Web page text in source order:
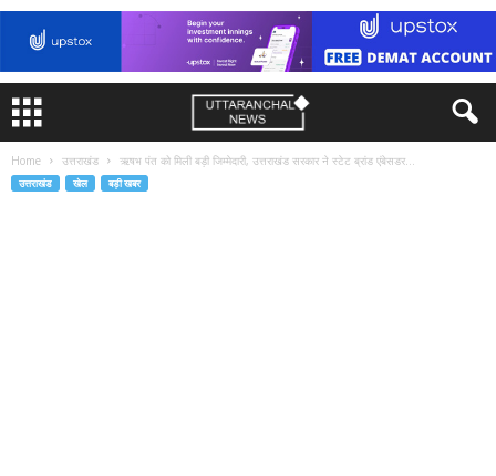
Home उत्तराखंड ऋषभ पंत को मिली बड़ी जिम्मेदारी, उत्तराखंड सरकार ने स्टेट ब्रांड एंबेसडर...
उत्तराखंड खेल बड़ी खबर